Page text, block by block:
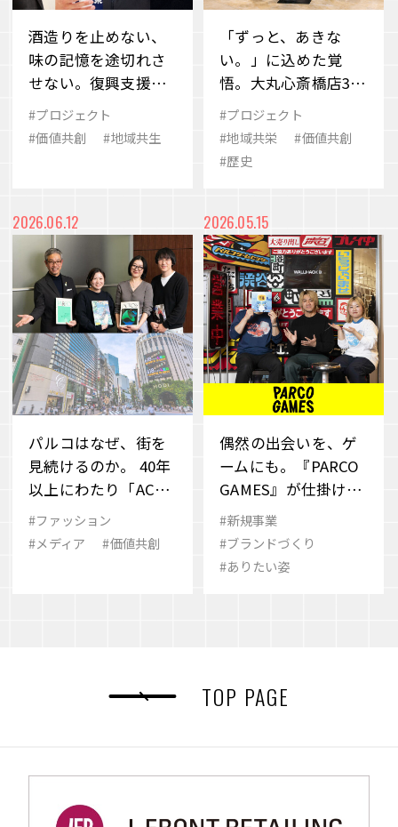
酒造りを止めない、
味の記憶を途切れさ
せない。復興支援を
超えて続く共創のか
たち
#プロジェクト
#価値共創
#地域共生
「ずっと、あきな
い。」に込めた覚
悟。大丸心斎橋店300
周年に見る「場のち
から」
#プロジェクト
#地域共栄
#価値共創
#歴史
2026.06.12
パルコはなぜ、街を
見続けるのか。 40年
以上にわたり「ACRO
SS」が捉え続けてき
た、変化の“兆し”と
#ファッション
#メディア
#価値共創
2026.05.15
偶然の出会いを、ゲ
ームにも。『PARCO
GAMES』が仕掛ける
新しいパブリッシン
グのかたち
#新規事業
#ブランドづくり
#ありたい姿
TOP PAGE